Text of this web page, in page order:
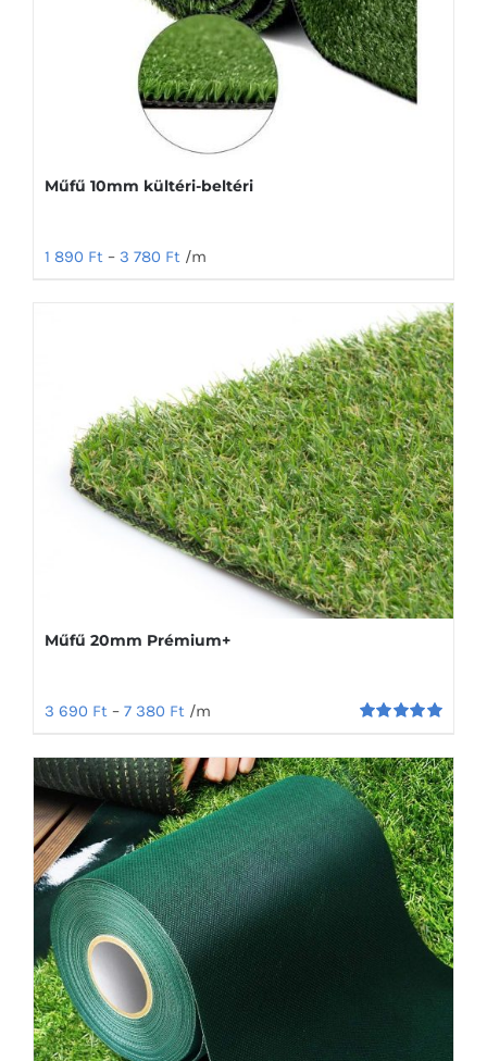
Műfű 10mm kültéri-beltéri
1 890 Ft– 3 780 Ft /m
Műfű 20mm Prémium+
3 690 Ft – 7 380 Ft /m